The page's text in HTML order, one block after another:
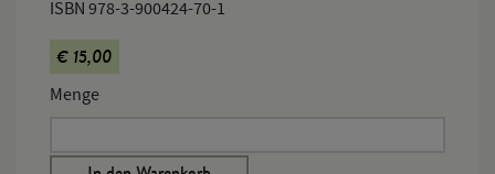
ISBN 978-3-900424-70-1
€ 15,00
Menge